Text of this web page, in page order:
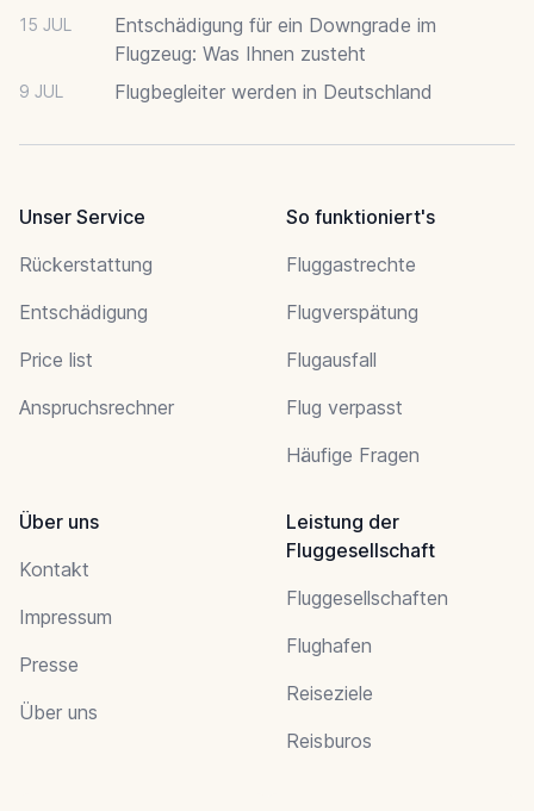
15 JUL
Entschädigung für ein Downgrade im
Flugzeug: Was Ihnen zusteht
9 JUL Flugbegleiter werden in Deutschland
Unser Service
Rückerstattung
Entschädigung
Price list
Anspruchsrechner
So funktioniert's
Fluggastrechte
Flugverspätung
Flugausfall
Flug verpasst
Häufige Fragen
Über uns
Kontakt
Impressum
Presse
Über uns
Leistung der
Fluggesellschaft
Fluggesellschaften
Flughafen
Reiseziele
Reisburos